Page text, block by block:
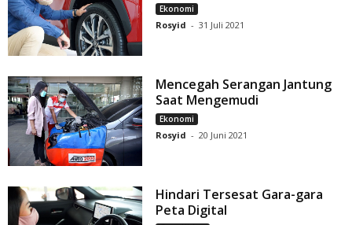
Ekonomi
Rosyid - 31 Juli 2021
Mencegah Serangan Jantung
Saat Mengemudi
Ekonomi
Rosyid - 20 Juni 2021
Hindari Tersesat Gara-gara
Peta Digital